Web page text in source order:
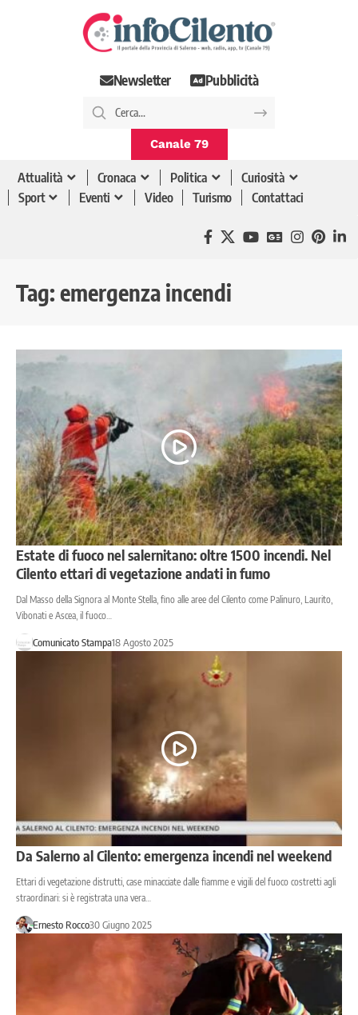
Newsletter Pubblicità
Canale 79
Attualità Cronaca Politica
Curiosità
Sport
Eventi Video Turismo Contattaci
Tag: emergenza incendi
Estate di fuoco nel salernitano: oltre 1500 incendi. Nel
Cilento ettari di vegetazione andati in fumo
Dal Masso della Signora al Monte Stella, fino alle aree del Cilento come Palinuro, Laurito,
Vibonati e Ascea, il fuoco…
Comunicato Stampa18 Agosto 2025
Da Salerno al Cilento: emergenza incendi nel weekend
Ettari di vegetazione distrutti, case minacciate dalle fiamme e vigili del fuoco costretti agli
straordinari: si è registrata una vera…
Ernesto Rocco30 Giugno 2025